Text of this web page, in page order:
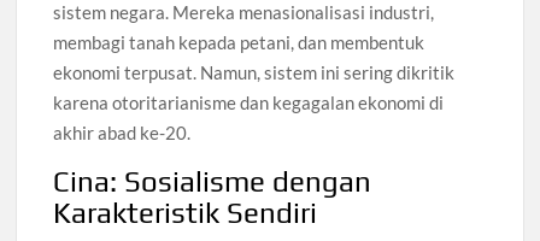
sistem negara. Mereka menasionalisasi industri,
membagi tanah kepada petani, dan membentuk
ekonomi terpusat. Namun, sistem ini sering dikritik
karena otoritarianisme dan kegagalan ekonomi di
akhir abad ke-20.
Cina: Sosialisme dengan
Karakteristik Sendiri